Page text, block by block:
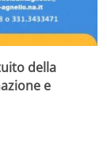
della
e